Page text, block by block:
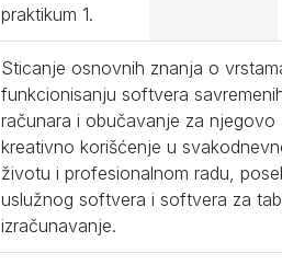
praktikum 1.
Sticanje osnovnih znanja o
funkcionisanju softvera
računara i obučavanje za njegovo
kreativno korišćenje u
životu i profesionalnom radu,
uslužnog softvera i softvera za
izračunavanje.